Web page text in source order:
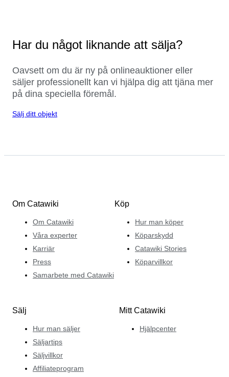
Har du något liknande att sälja?
Oavsett om du är ny på onlineauktioner eller
säljer professionellt kan vi hjälpa dig att tjäna mer
på dina speciella föremål.
Sälj ditt objekt
Om Catawiki
Om Catawiki
Våra experter
Karriär
Press
Samarbete med Catawiki
Köp
Hur man köper
Köparskydd
Catawiki Stories
Köparvillkor
Sälj
Hur man säljer
Säljartips
Säljvillkor
Affiliateprogram
Mitt Catawiki
Hjälpcenter